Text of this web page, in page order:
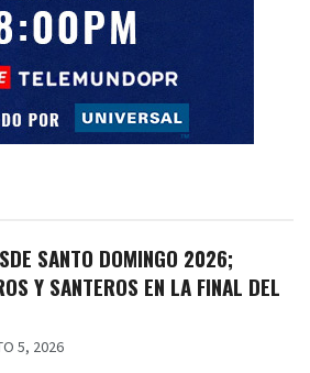
SANTO DOMINGO 2026;
Y SANTEROS EN LA FINAL DEL
5, 2026